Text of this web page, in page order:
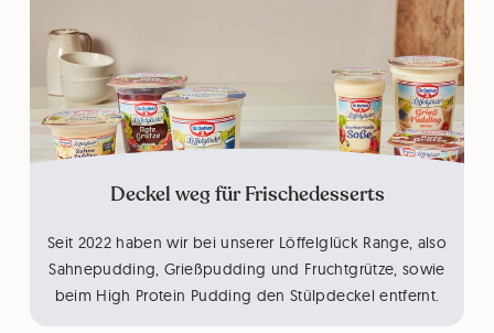
Deckel weg für Frischedesserts
Seit 2022 haben wir bei unserer Löffelglück Range, also
Sahnepudding, Grießpudding und Fruchtgrütze, sowie
beim High Protein Pudding den Stülpdeckel entfernt.